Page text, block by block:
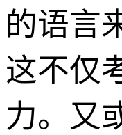
的语言
这不仅
力。又